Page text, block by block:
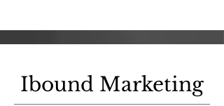
Ibound Marketing